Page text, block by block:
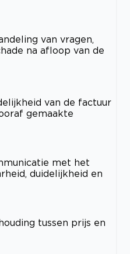
van vragen,
na afloop van de
van de factuur
gemaakte
met het
duidelijkheid en
tussen prijs en